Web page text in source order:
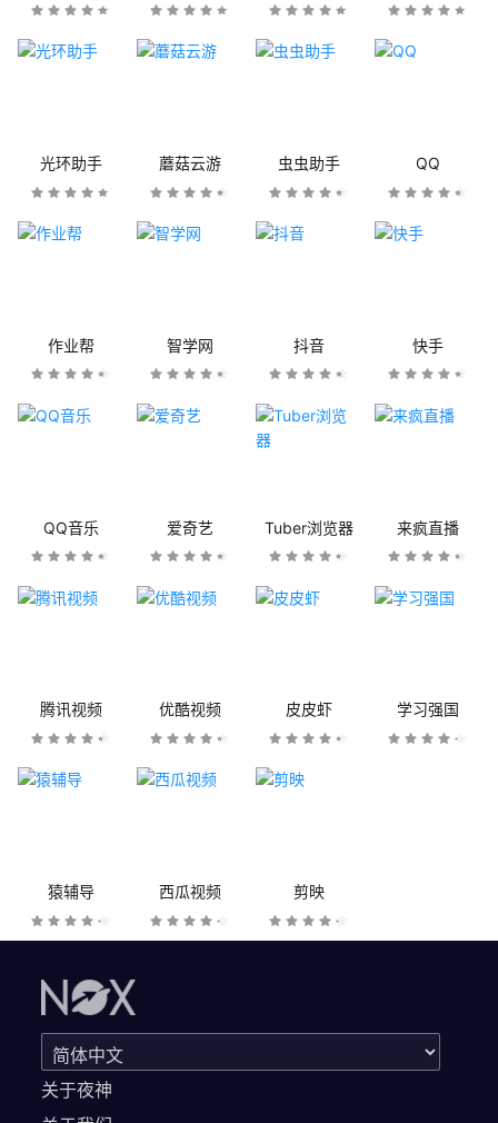
光环助手 蘑菇云游 虫虫助手 QQ
作业帮 智学网 抖音 快手
QQ音乐 爱奇艺 Tuber浏览器 来疯直播
腾讯视频 优酷视频 皮皮虾 学习强国
猿辅导 西瓜视频 剪映
关于夜神